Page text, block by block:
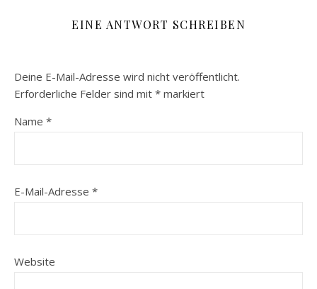
EINE ANTWORT SCHREIBEN
Deine E-Mail-Adresse wird nicht veröffentlicht.
Erforderliche Felder sind mit * markiert
Name *
E-Mail-Adresse *
Website